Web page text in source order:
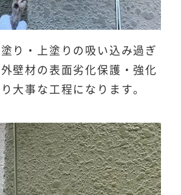
り・上塗りの吸い込み過ぎ
壁材の表面劣化保護・強化
大事な工程になります。